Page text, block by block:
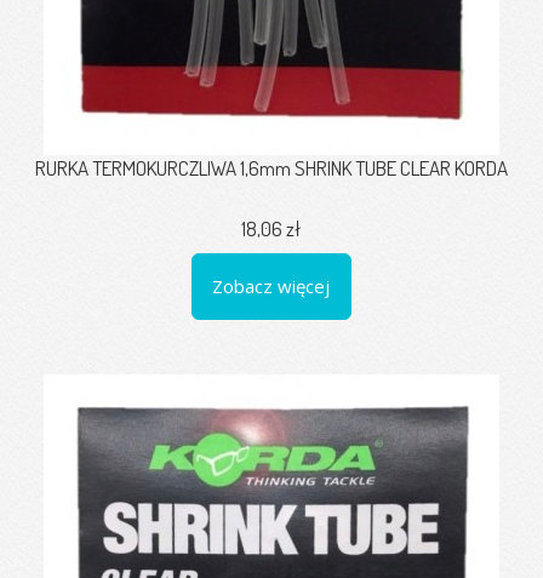
RURKA TERMOKURCZLIWA 1,6mm SHRINK TUBE CLEAR KORDA
18,06 zł
Zobacz więcej